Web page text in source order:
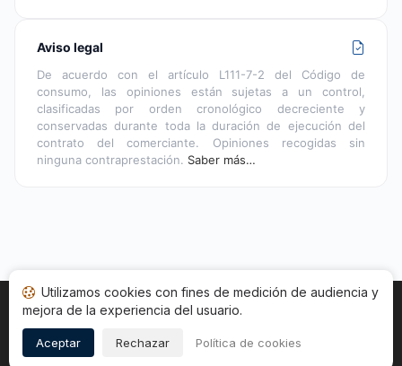
Aviso legal
De acuerdo con el artículo L111-7-2 del Código de
consumo, las opiniones están sujetas a un control,
clasificadas por orden cronológico decreciente y
conservadas durante toda la duración de ejecución del
contrato del comerciante. Opiniones recogidas sin
ninguna contraprestación. Saber más…
Inicio Estado opiniones Categorías
Copyright © 2026
Utilizamos cookies con fines de medición de audiencia y
mejora de la experiencia del usuario.
Aceptar Rechazar Política de cookies